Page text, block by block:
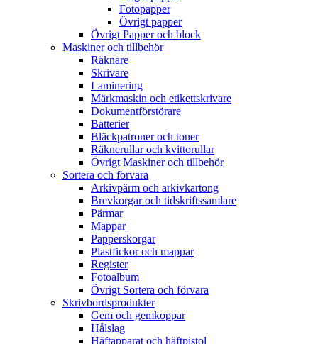
Fotopapper
Övrigt papper
Övrigt Papper och block
Maskiner och tillbehör
Räknare
Skrivare
Laminering
Märkmaskin och etikettskrivare
Dokumentförstörare
Batterier
Bläckpatroner och toner
Räknerullar och kvittorullar
Övrigt Maskiner och tillbehör
Sortera och förvara
Arkivpärm och arkivkartong
Brevkorgar och tidskriftssamlare
Pärmar
Mappar
Papperskorgar
Plastfickor och mappar
Register
Fotoalbum
Övrigt Sortera och förvara
Skrivbordsprodukter
Gem och gemkoppar
Hålslag
Häftapparat och häftpistol